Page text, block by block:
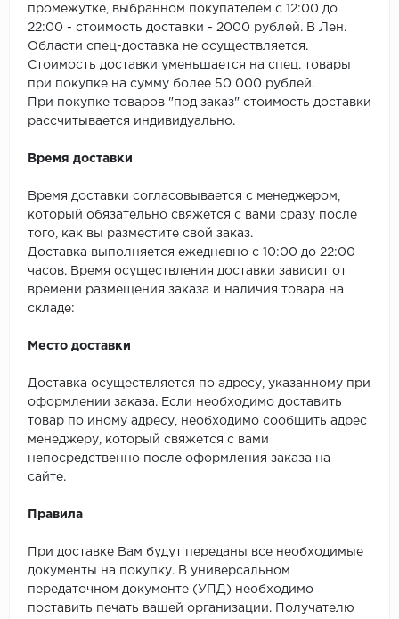
промежутке, выбранном покупателем с 12:00 до
22:00 - стоимость доставки - 2000 рублей. В Лен.
Области спец-доставка не осуществляется.
Стоимость доставки уменьшается на спец. товары
при покупке на сумму более 50 000 рублей.
При покупке товаров "под заказ" стоимость доставки
рассчитывается индивидуально.
Время доставки
Время доставки согласовывается с менеджером,
который обязательно свяжется с вами сразу после
того, как вы разместите свой заказ.
Доставка выполняется ежедневно с 10:00 до 22:00
часов. Время осуществления доставки зависит от
времени размещения заказа и наличия товара на
складе:
Место доставки
Доставка осуществляется по адресу, указанному при
оформлении заказа. Если необходимо доставить
товар по иному адресу, необходимо сообщить адрес
менеджеру, который свяжется с вами
непосредственно после оформления заказа на
сайте.
Правила
При доставке Вам будут переданы все необходимые
документы на покупку. В универсальном
передаточном документе (УПД) необходимо
поставить печать вашей организации. Получателю